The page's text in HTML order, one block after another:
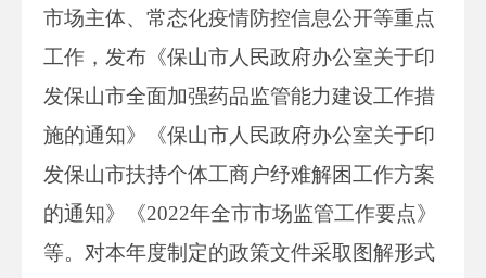
市场主体、常态化疫情防控信息公开等重点
工作，发布《保山市人民政府办公室关于印
发保山市全面加强药品监管能力建设工作措
施的通知》《保山市人民政府办公室关于印
发保山市扶持个体工商户纾难解困工作方案
的通知》《2022年全市市场监管工作要点》
等。对本年度制定的政策文件采取图解形式